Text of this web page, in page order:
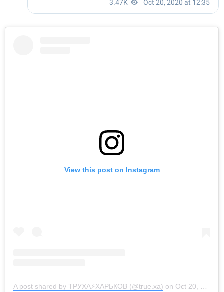
View this post on Instagram
A post shared by ТРУХА⚡️ХАРЬКОВ (@true.xa) on Oct 20, 2020 at 3:45am PDT